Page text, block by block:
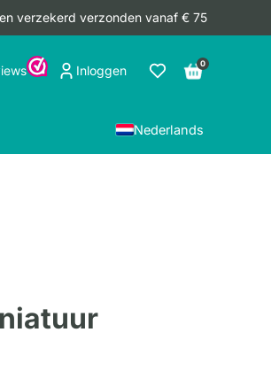
verzekerd verzonden vanaf € 75
Inloggen 0
Nederlands